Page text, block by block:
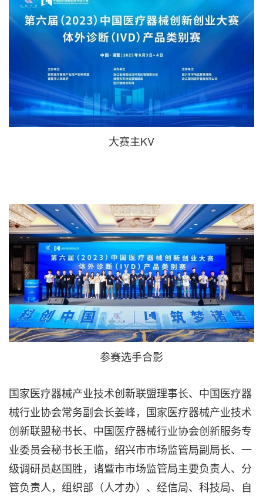
大赛主KV
参赛选手合影
国家医疗器械产业技术创新联盟理事长、中国医疗器
械行业协会常务副会长姜峰，国家医疗器械产业技术
创新联盟秘书长、中国医疗器械行业协会创新服务专
业委员会秘书长王临，绍兴市市场监管局副局长、一
级调研员赵国胜，诸暨市市场监管局主要负责人、分
管负责人，组织部（人才办）、经信局、科技局、自